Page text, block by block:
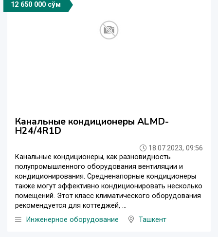
12 650 000 сўм
Канальные кондиционеры ALMD-
H24/4R1D
18.07.2023, 09:56
Канальные кондиционеры, как разновидность
полупромышленного оборудования вентиляции и
кондиционирования. Средненапорные кондиционеры
также могут эффективно кондиционировать несколько
помещений. Этот класс климатического оборудования
рекомендуется для коттеджей, ...
Инженерное оборудование
Ташкент